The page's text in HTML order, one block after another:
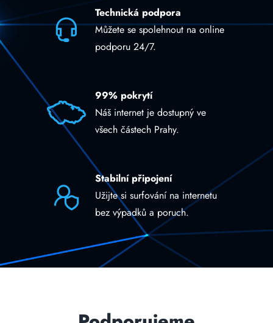
Technická podpora
Můžete se spolehnout na online
podporu 24/7.
99% pokrytí
Náš internet je dostupný ve
všech částech Prahy.
Stabilní připojení
Užijte si surfování na internetu
bez výpadků a poruch.